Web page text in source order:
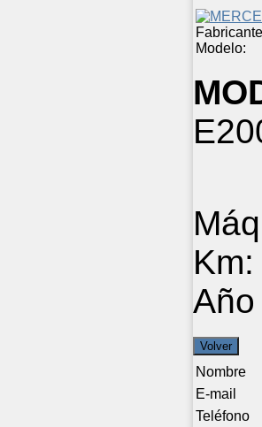
Modelo:
Km:
Nombre
E-mail
Teléfono